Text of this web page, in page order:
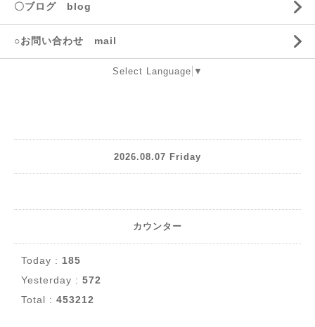
〇ブログ blog
○お問い合わせ mail
Select Language ▼
2026.08.07 Friday
カウンター
Today : 185
Yesterday : 572
Total : 453212